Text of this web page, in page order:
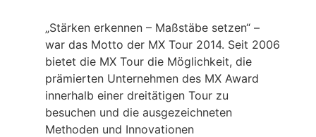
„Stärken erkennen – Maßstäbe setzen“ –
war das Motto der MX Tour 2014. Seit 2006
bietet die MX Tour die Möglichkeit, die
prämierten Unternehmen des MX Award
innerhalb einer dreitätigen Tour zu
besuchen und die ausgezeichneten
Methoden und Innovationen